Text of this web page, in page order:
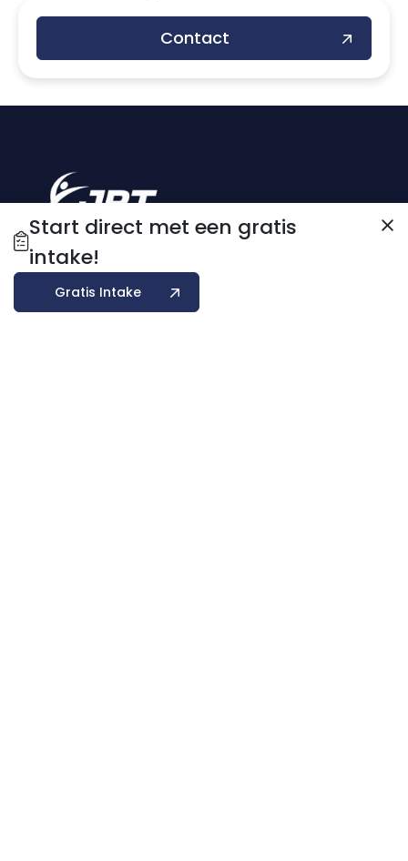
Contact
Gratis intake
Start direct met een gratis
intake!
Gratis Intake